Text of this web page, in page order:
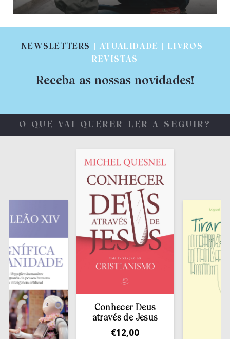
NEWSLETTERS
| ATUALIDADE | LIVROS |
REVISTAS
Receba as nossas novidades!
O QUE VAI QUERER LER A SEGUIR?
Conhecer Deus
através de Jesus
12,00